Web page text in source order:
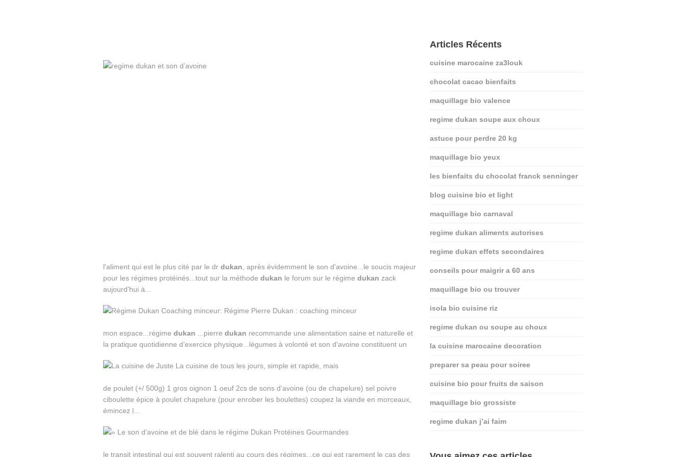
l'aliment qui est le plus cité par le dr dukan , après évidemment le son d'avoine...le soucis majeur
pour les régimes protéinés...tout sur la méthode dukan le forum sur le régime dukan zack
aujourd'hui à...
mon espace...régime dukan ...pierre dukan recommande une alimentation saine et naturelle et
la pratique quotidienne d’exercice physique...légumes à volonté et son d'avoine constituent un
de poulet (+/ 500g) 1 gros oignon 1 oeuf 2cs de sons d'avoine (ou de chapelure) sel poivre
ciboulette épice à poulet chapelure (pour enrober les boulettes) coupez la viande en morceaux,
émincez l...
le transit intestinal qui est souvent ralenti au cours des régimes...ce qui est rarement le cas des
Articles Récents
cuisine marocaine za3louk
chocolat cacao bienfaits
maquillage bio valence
regime dukan soupe aux choux
astuce pour perdre 20 kg
maquillage bio yeux
les bienfaits du chocolat franck senninger
blog cuisine bio et light
maquillage bio carnaval
regime dukan aliments autorises
regime dukan effets secondaires
conseils pour maigrir a 60 ans
maquillage bio ou trouver
isola bio cuisine riz
regime dukan ou soupe au choux
la cuisine marocaine decoration
preparer sa peau pour soiree
cuisine bio pour fruits de saison
maquillage bio grossiste
regime dukan j’ai faim